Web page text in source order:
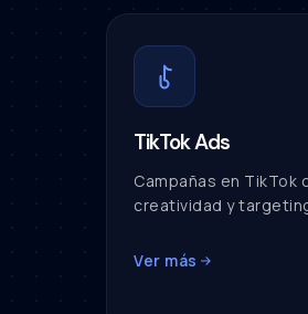
TikTok Ads
Campañas en TikTok
creatividad y
Ver más